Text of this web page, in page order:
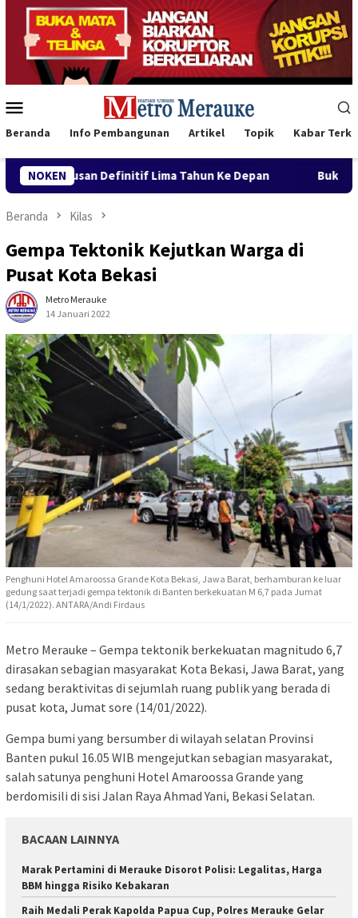
Loncat
konten
Mobile
Beranda Info Pembangunan Artikel Topik Kabar
NOKEN
Tahun Ke Depan Buka Konferwil I PWNU Papua
Beranda Kilas
Gempa Tektonik Kejutkan Warga di
Pusat Kota Bekasi
Metro Merauke
14 Januari 2022
Penghuni Hotel Amaroossa Grande Kota Bekasi, Jawa Barat, berhamburan ke luar
gedung saat terjadi gempa tektonik di Banten berkekuatan M 6,7 pada Jumat
(14/1/2022). ANTARA/Andi Firdaus
Metro Merauke – Gempa tektonik berkekuatan magnitudo 6,7
dirasakan sebagian masyarakat Kota Bekasi, Jawa Barat, yang
sedang beraktivitas di sejumlah ruang publik yang berada di
pusat kota, Jumat sore (14/01/2022).
Gempa bumi yang bersumber di wilayah selatan Provinsi
Banten pukul 16.05 WIB mengejutkan sebagian masyarakat,
salah satunya penghuni Hotel Amaroossa Grande yang
berdomisili di sisi Jalan Raya Ahmad Yani, Bekasi Selatan.
BACAAN LAINNYA
Marak Pertamini di Merauke Disorot Polisi: Legalitas, Harga
BBM hingga Risiko Kebakaran
Raih Medali Perak Kapolda Papua Cup, Polres Merauke Gelar